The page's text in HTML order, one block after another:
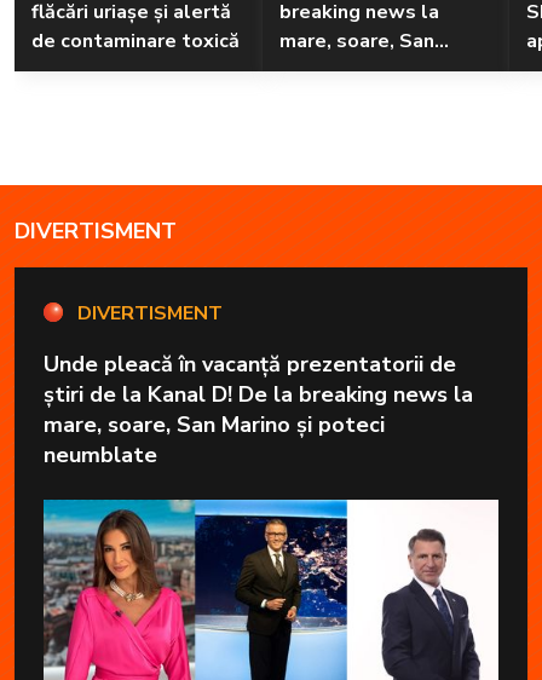
flăcări uriașe și alertă
de contaminare toxică
breaking news la
mare, soare, San
Marino și poteci
DIVERTISMENT
DIVERTISMENT
Unde pleacă în vacanță prezentatorii de
știri de la Kanal D! De la breaking news la
mare, soare, San Marino și poteci
neumblate